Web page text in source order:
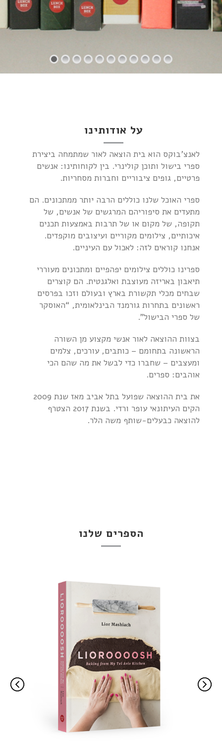
על אודותינו
לאנצ’בוקס הוא בית הוצאה לאור שמתמחה ביצירת
ספרי בישול ותוכן קולינרי. בין לקוחותינו: אנשים
פרטיים, גופים ציבוריים וחברות מסחריות.
ספרי האוכל שלנו כוללים הרבה יותר ממתכונים. הם
מתעדים את סיפוריהם המרגשים של אנשים, של
תקופה, של מקום או של תרבות באמצעות תכנים
איכותיים, צילומים מקוריים ועיצובים מוקפדים.
אנחנו קוראים לזה: לאכול עם העיניים.
ספרינו כוללים צילומים יפהפיים ומתכונים מעוררי
תיאבון באריזה מעוצבת ואלגנטית. הם קוצרים
שבחים מכלי תקשורת בארץ ובעולם וזכו בפרסים
ראשונים בתחרות גורמנד הבינלאומית, “האוסקר
של ספרי הבישול”.
בצוות ההוצאה לאור אנשי מקצוע מן השורה
הראשונה בתחומם – כותבים, עורכים, צלמים
ומעצבים – שחברו כדי לבשל את מה שהם הכי
אוהבים: ספרים.
את בית ההוצאה שפועל בתל אביב מאז שנת 2009
הקים העיתונאי עופר ורדי. בשנת 2017 הצטרף
להוצאה כבעלים-שותף משה הלר.
הספרים שלנו